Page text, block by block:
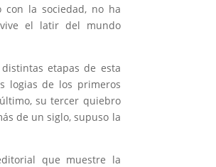
con la sociedad, no ha
vive el latir del mundo
etapas de esta
logias de los primeros
su tercer quiebro
de un siglo, supuso la
que muestre la